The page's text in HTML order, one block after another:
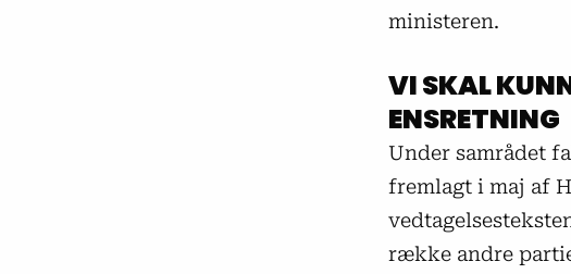
ministeren.
VI SKAL
ENSRETNING
Under samrådet
fremlagt i maj af
række andre